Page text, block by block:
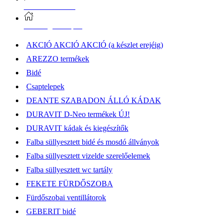
AKCIÓ AKCIÓ AKCIÓ (a készlet erejéig)
AREZZO termékek
Bidé
Csaptelepek
DEANTE SZABADON ÁLLÓ KÁDAK
DURAVIT D-Neo termékek ÚJ!
DURAVIT kádak és kiegészítők
Falba süllyesztett bidé és mosdó állványok
Falba süllyesztett vizelde szerelőelemek
Falba süllyesztett wc tartály
FEKETE FÜRDŐSZOBA
Fürdőszobai ventillátorok
GEBERIT bidé